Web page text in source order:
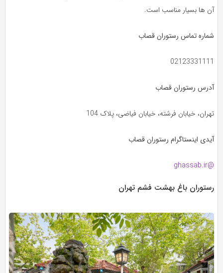
آن ها بسیار مناسب است.
شماره تماس رستوران قصاب
02123331111
آدرس رستوران قصاب
تهران، خیابان فرشته، خیابان فیاضی، پلاک 104
آیدی اینستاگرام رستوران قصاب
@ghassab.ir
رستوران باغ بهشت فشم تهران